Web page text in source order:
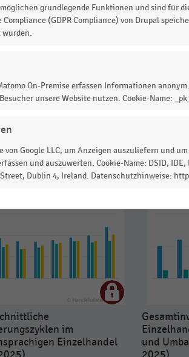
Statistik? Jetzt einloggen oder
im
Einzelhandel
und
grundlegende Funktionen und sind für
(GDPR Compliance) von Drupal
wurden.
On-Premise erfassen Informationen
unsere Website nutzen. Cookie-Name:
von Google LLC, um Anzeigen auszuliefern und
und auszuwerten. Cookie-Name: DSID,
Street, Dublin 4, Ireland. Datenschutzhinweise: